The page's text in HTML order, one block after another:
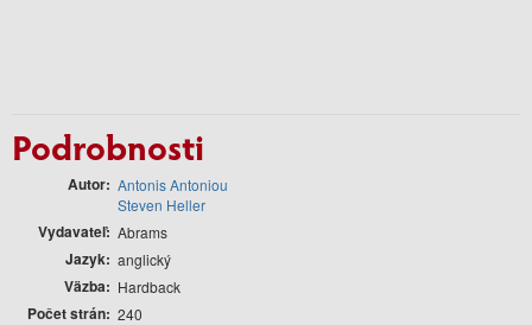
Podrobnosti
Autor Antonis Antoniou
Steven Heller
Vydavateľ Abrams
Jazyk anglický
Väzba Hardback
Počet strán 240